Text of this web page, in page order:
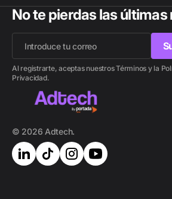
© 2026 Adtech.
No te pierdas las últimas
Al registrarte, aceptas nuestros Términos y la
Privacidad.